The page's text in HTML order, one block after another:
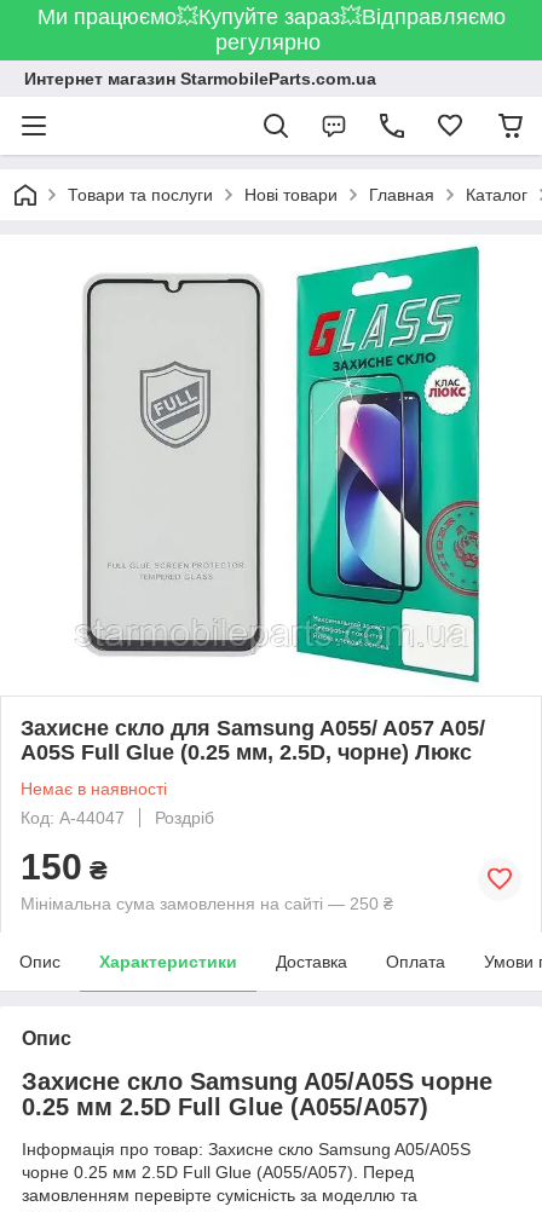
Ми працюємо💥Купуйте зараз💥Відправляємо
регулярно
Интернет магазин StarmobileParts.com.ua
Товари та послуги Нові товари Главная Каталог
Захисне скло для Samsung A055/ A057 A05/
A05S Full Glue (0.25 мм, 2.5D, чорне) Люкс
Немає в наявності
Код: A-44047
Роздріб
150 ₴
Мінімальна сума замовлення на сайті — 250 ₴
Опис Характеристики Доставка Оплата Умови
Опис
Захисне скло Samsung A05/A05S чорне
0.25 мм 2.5D Full Glue (A055/A057)
Інформація про товар: Захисне скло Samsung A05/A05S
чорне 0.25 мм 2.5D Full Glue (A055/A057). Перед
замовленням перевірте сумісність за моделлю та